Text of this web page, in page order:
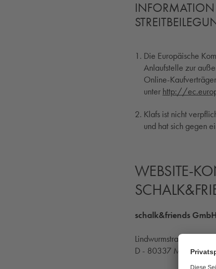
INFORMATION
Die Europäische
Anlaufstelle zur
Online-
unter http://
Klafs ist nicht
und hat sich gegen
WEBSITE-
schalk&friends GmbH
Lindwurmstraße 124
D - 80337 München